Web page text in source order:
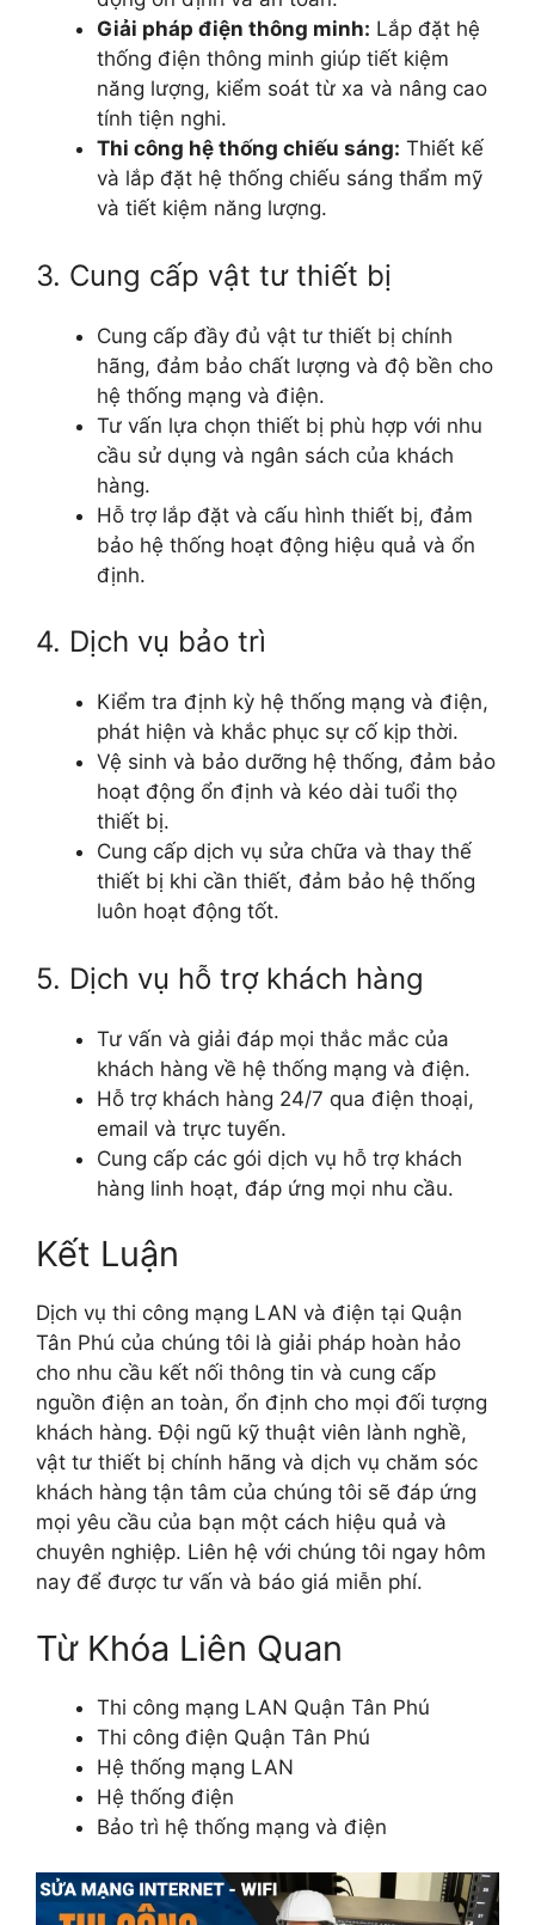
Giải pháp điện thông minh: Lắp đặt hệ
thống điện thông minh giúp tiết kiệm
năng lượng, kiểm soát từ xa và nâng cao
tính tiện nghi.
Thi công hệ thống chiếu sáng: Thiết kế
và lắp đặt hệ thống chiếu sáng thẩm mỹ
và tiết kiệm năng lượng.
3. Cung cấp vật tư thiết bị
Cung cấp đầy đủ vật tư thiết bị chính
hãng, đảm bảo chất lượng và độ bền cho
hệ thống mạng và điện.
Tư vấn lựa chọn thiết bị phù hợp với nhu
cầu sử dụng và ngân sách của khách
hàng.
Hỗ trợ lắp đặt và cấu hình thiết bị, đảm
bảo hệ thống hoạt động hiệu quả và ổn
định.
4. Dịch vụ bảo trì
Kiểm tra định kỳ hệ thống mạng và điện,
phát hiện và khắc phục sự cố kịp thời.
Vệ sinh và bảo dưỡng hệ thống, đảm bảo
hoạt động ổn định và kéo dài tuổi thọ
thiết bị.
Cung cấp dịch vụ sửa chữa và thay thế
thiết bị khi cần thiết, đảm bảo hệ thống
luôn hoạt động tốt.
5. Dịch vụ hỗ trợ khách hàng
Tư vấn và giải đáp mọi thắc mắc của
khách hàng về hệ thống mạng và điện.
Hỗ trợ khách hàng 24/7 qua điện thoại,
email và trực tuyến.
Cung cấp các gói dịch vụ hỗ trợ khách
hàng linh hoạt, đáp ứng mọi nhu cầu.
Kết Luận
Dịch vụ thi công mạng LAN và điện tại Quận
Tân Phú của chúng tôi là giải pháp hoàn hảo
cho nhu cầu kết nối thông tin và cung cấp
nguồn điện an toàn, ổn định cho mọi đối tượng
khách hàng. Đội ngũ kỹ thuật viên lành nghề,
vật tư thiết bị chính hãng và dịch vụ chăm sóc
khách hàng tận tâm của chúng tôi sẽ đáp ứng
mọi yêu cầu của bạn một cách hiệu quả và
chuyên nghiệp. Liên hệ với chúng tôi ngay hôm
nay để được tư vấn và báo giá miễn phí.
Từ Khóa Liên Quan
Thi công mạng LAN Quận Tân Phú
Thi công điện Quận Tân Phú
Hệ thống mạng LAN
Hệ thống điện
Bảo trì hệ thống mạng và điện